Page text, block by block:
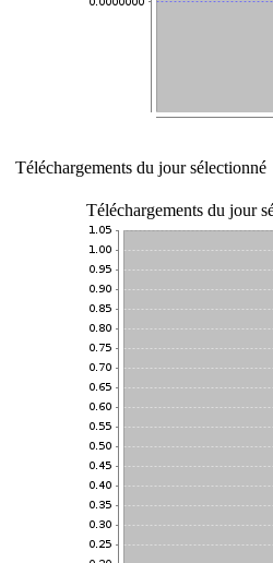
Téléchargements du jour sélectionné
Téléchargements du jour